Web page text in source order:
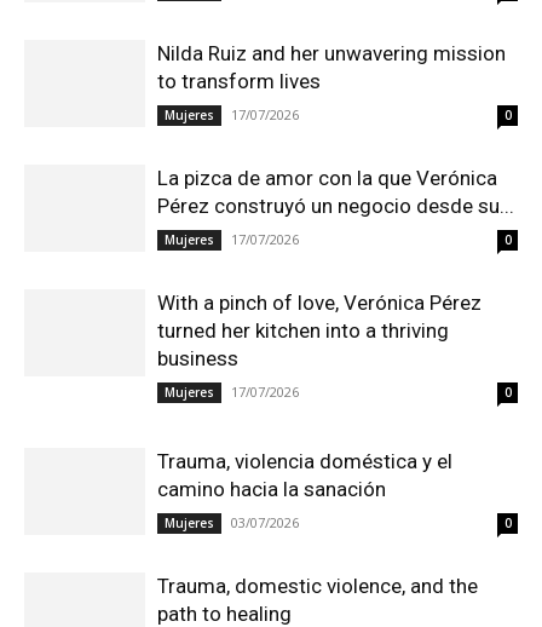
Nilda Ruiz and her unwavering mission
to transform lives
Mujeres 17/07/2026 0
La pizca de amor con la que Verónica
Pérez construyó un negocio desde su...
Mujeres 17/07/2026 0
With a pinch of love, Verónica Pérez
turned her kitchen into a thriving
business
Mujeres 17/07/2026 0
Trauma, violencia doméstica y el
camino hacia la sanación
Mujeres 03/07/2026 0
Trauma, domestic violence, and the
path to healing